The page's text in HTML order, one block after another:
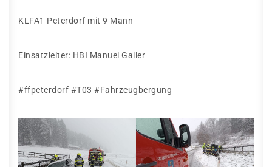
KLFA1 Peterdorf mit 9 Mann
Einsatzleiter: HBI Manuel Galler
#ffpeterdorf #T03 #Fahrzeugbergung